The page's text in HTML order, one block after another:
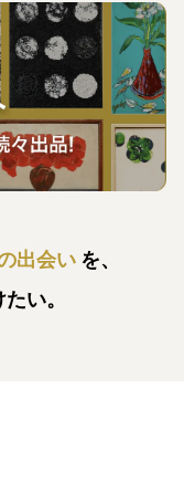
出会い を、
い。